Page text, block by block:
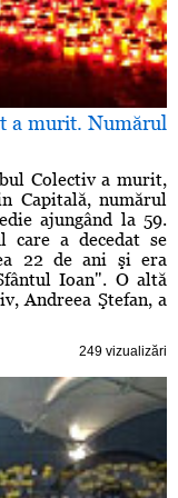
a murit. Numărul
Colectiv a murit,
Capitală, numărul
ajungând la 59.
care a decedat se
22 de ani şi era
Ioan". O altă
Andreea Ştefan, a
249 vizualizări